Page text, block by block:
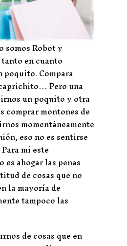
somos Robot y
en cuanto
Compara
Pero una
un poquito y otra
comprar montones de
momentáneamente
eso no es sentirse
mi este
ahogar las penas
de cosas que no
la mayoría de
tampoco las
de cosas que en